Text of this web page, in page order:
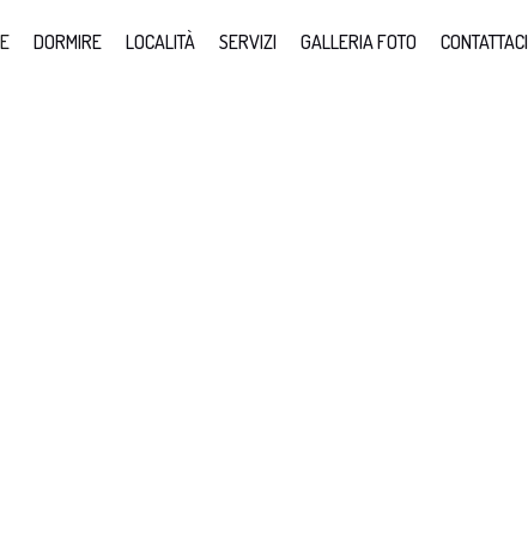
DORMIRE LOCALITÀ SERVIZI GALLERIA FOTO CONTATTACI